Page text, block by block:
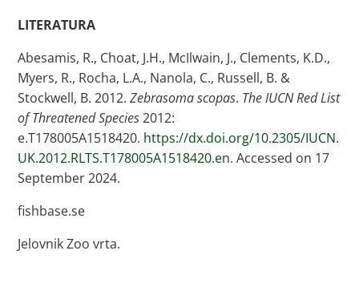
LITERATURA
Abesamis, R., Choat, J.H., McIlwain, J., Clements, K.D.,
Myers, R., Rocha, L.A., Nanola, C., Russell, B. &
Stockwell, B. 2012.Zebrasoma scopas. The IUCN Red List
of Threatened Species2012:
e.T178005A1518420. https://dx.doi.org/10.2305/IUCN.
UK.2012.RLTS.T178005A1518420.en. Accessed on 17
September 2024.
fishbase.se
Jelovnik Zoo vrta.